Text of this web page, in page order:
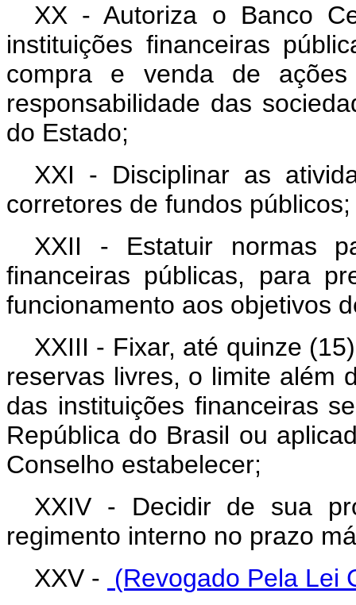
XX - Autoriza o Banco
instituições financeiras
compra e venda de
responsabilidade das
do Estado;
XXI - Disciplinar as
corretores de fundos públicos;
XXII - Estatuir normas
financeiras públicas, para
funcionamento aos objetivos
XXIII - Fixar, até quinze
reservas livres, o limite além
das instituições financeiras
República do Brasil ou
Conselho estabelecer;
XXIV - Decidir de sua
regimento interno no prazo
XXV - (Revogado Pela Lei